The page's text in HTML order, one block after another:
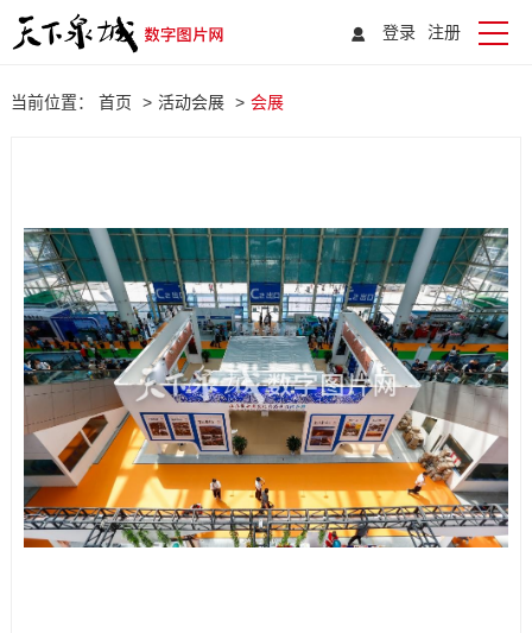
登录 注册
当前位置： 首页 > 活动会展 > 会展